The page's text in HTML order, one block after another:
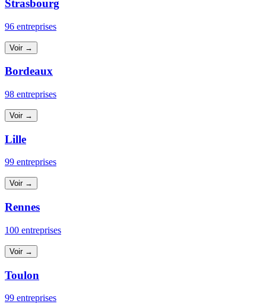
Strasbourg
96 entreprises
Voir →
Bordeaux
98 entreprises
Voir →
Lille
99 entreprises
Voir →
Rennes
100 entreprises
Voir →
Toulon
99 entreprises